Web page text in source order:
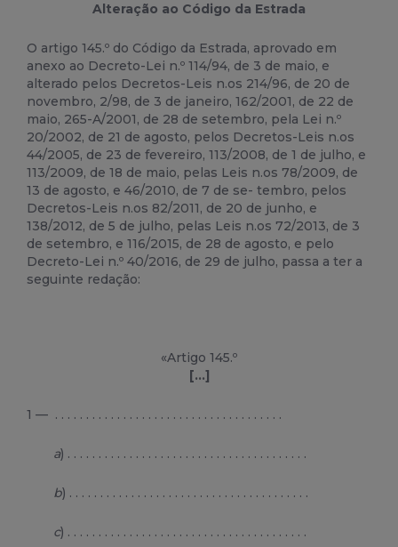
Alteração ao Código da Estrada
O artigo 145.º do Código da Estrada, aprovado em
anexo ao Decreto-Lei n.º 114/94, de 3 de maio, e
alterado pelos Decretos-Leis n.os 214/96, de 20 de
novembro, 2/98, de 3 de janeiro, 162/2001, de 22 de
maio, 265-A/2001, de 28 de setembro, pela Lei n.º
20/2002, de 21 de agosto, pelos Decretos-Leis n.os
44/2005, de 23 de fevereiro, 113/2008, de 1 de julho, e
113/2009, de 18 de maio, pelas Leis n.os 78/2009, de
13 de agosto, e 46/2010, de 7 de se- tembro, pelos
Decretos-Leis n.os 82/2011, de 20 de junho, e
138/2012, de 5 de julho, pelas Leis n.os 72/2013, de 3
de setembro, e 116/2015, de 28 de agosto, e pelo
Decreto-Lei n.º 40/2016, de 29 de julho, passa a ter a
seguinte redação:
«Artigo 145.º
[…]
1 — . . . . . . . . . . . . . . . . . . . . . . . . . . . . . . . . . . . . .
a) . . . . . . . . . . . . . . . . . . . . . . . . . . . . . . . . . . . . . . .
b) . . . . . . . . . . . . . . . . . . . . . . . . . . . . . . . . . . . . . . .
c) . . . . . . . . . . . . . . . . . . . . . . . . . . . . . . . . . . . . . . .